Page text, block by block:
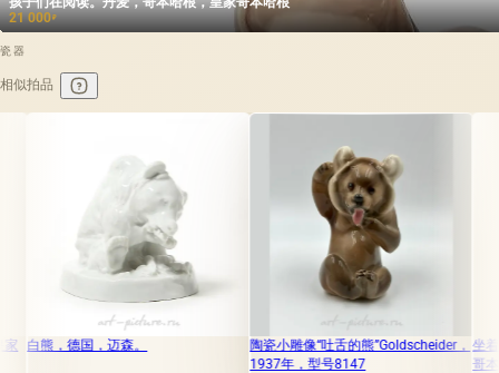
21 000₽
瓷器
相似拍品
迈森。
陶瓷小雕像“吐舌的熊”Goldscheider，
1937年，型号8147
坐着的熊猫。丹麦